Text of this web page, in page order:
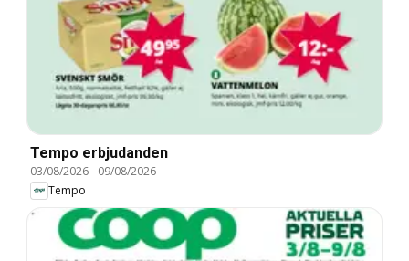
Tempo erbjudanden
03/08/2026- 09/08/2026
Tempo